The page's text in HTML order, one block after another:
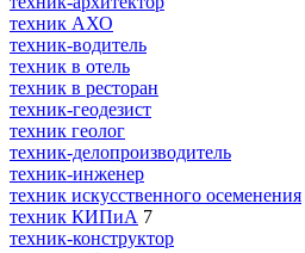
техник АХО
техник-водитель
техник в отель
техник в ресторан
техник-геодезист
техник геолог
техник-делопроизводитель
техник-инженер
техник искусственного осеменения
техник КИПиА 7
техник-конструктор